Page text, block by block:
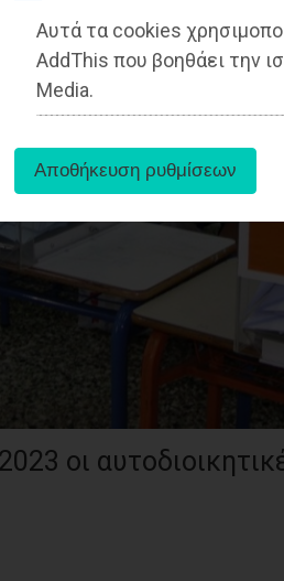
Αυτά τα cookies
AddThis που βοηθάει την
Media.
οι